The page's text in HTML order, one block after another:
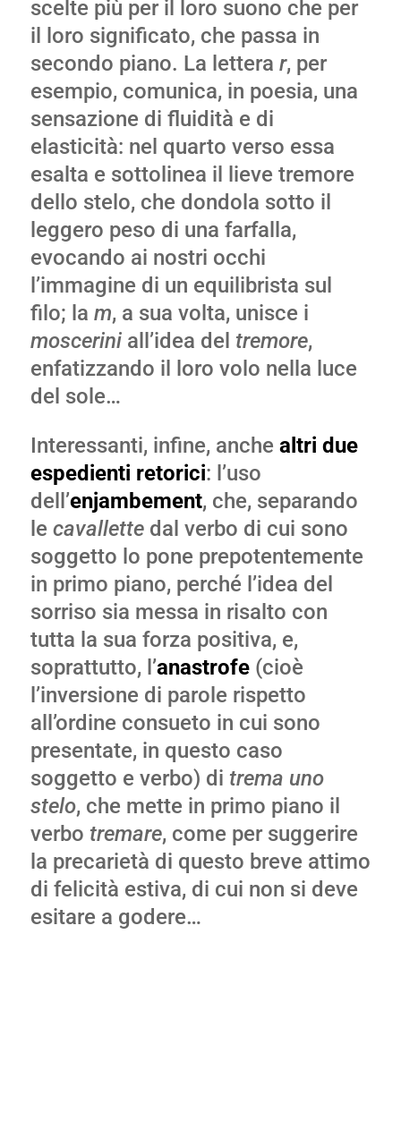
scelte più per il loro suono che per
il loro significato, che passa in
secondo piano. La lettera r, per
esempio, comunica, in poesia, una
sensazione di fluidità e di
elasticità: nel quarto verso essa
esalta e sottolinea il lieve tremore
dello stelo, che dondola sotto il
leggero peso di una farfalla,
evocando ai nostri occhi
l’immagine di un equilibrista sul
filo; la m, a sua volta, unisce i
mosceriniall’idea del tremore,
enfatizzando il loro volo nella luce
del sole…
Interessanti, infine, anche altri due
espedienti retorici: l’uso
dell’enjambement, che, separando
le cavallettedal verbo di cui sono
soggetto lo pone prepotentemente
in primo piano, perché l’idea del
sorriso sia messa in risalto con
tutta la sua forza positiva, e,
soprattutto, l’anastrofe(cioè
l’inversione di parole rispetto
all’ordine consueto in cui sono
presentate, in questo caso
soggetto e verbo) di trema uno
stelo, che mette in primo piano il
verbo tremare, come per suggerire
la precarietà di questo breve attimo
di felicità estiva, di cui non si deve
esitare a godere…